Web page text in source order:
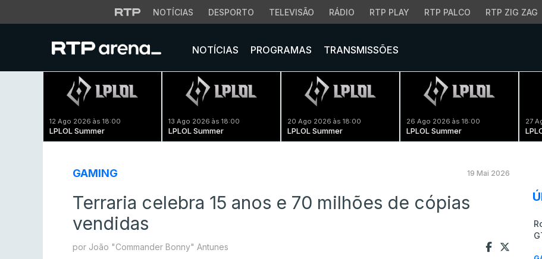
NOTÍCIAS DESPORTO TELEVISÃO RÁDIO RTP PLAY RTP PALCO RTP ZIG ZAG
NOTÍCIAS PROGRAMAS TRANSMISSÕES
12 Ago 2026 às 18:00
LPLOL Summer
13 Ago 2026 às 18:00
LPLOL Summer
20 Ago 2026 às 18:00
LPLOL Summer
26 Ago 2026 às 18:00
LPLOL Summer
27
GAMING 19 Mai 2026
Terraria celebra 15 anos e 70 milhões de cópias
vendidas
por João "Commander Bonny" Antunes